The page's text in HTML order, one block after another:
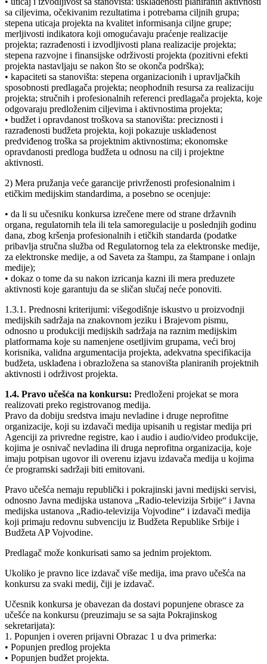
sa ciljevima, očekivanim rezultatima i potrebama ciljnih grupa;
stepena uticaja projekta na kvalitet informisanja ciljne grupe;
merljivosti indikatora koji omogućavaju praćenje realizacije
projekta; razrađenosti i izvodljivosti plana realizacije projekta;
stepena razvojne i finansijske održivosti projekta (pozitivni efekti
projekta nastavljaju se nakon što se okonča podrška);
• kapaciteti sa stanovišta: stepena organizacionih i upravljačkih
sposobnosti predlagača projekta; neophodnih resursa za realizaciju
projekta; stručnih i profesionalnih referenci predlagača projekta, koje
odgovaraju predloženim ciljevima i aktivnostima projekta;
• budžet i opravdanost troškova sa stanovišta: preciznosti i
razrađenosti budžeta projekta, koji pokazuje usklađenost
predviđenog troška sa projektnim aktivnostima; ekonomske
opravdanosti predloga budžeta u odnosu na cilj i projektne
aktivnosti.
2) Mera pružanja veće garancije privrženosti profesionalnim i
etičkim medijskim standardima, a posebno se ocenjuje:
• da li su učesniku konkursa izrečene mere od strane državnih
organa, regulatornih tela ili tela samoregulacije u poslednjih godinu
dana, zbog kršenja profesionalnih i etičkih standarda (podatke
pribavlja stručna služba od Regulatornog tela za elektronske medije,
za elektronske medije, a od Saveta za štampu, za štampane i onlajn
medije);
• dokaz o tome da su nakon izricanja kazni ili mera preduzete
aktivnosti koje garantuju da se sličan slučaj neće ponoviti.
1.3.1. Prednosni kriterijumi: višegodišnje iskustvo u proizvodnji
medijskih sadržaja na znakovnom jeziku i Brajevom pismu,
odnosno u produkciji medijskih sadržaja na raznim medijskim
platformama koje su namenjene osetljivim grupama, veći broj
korisnika, validna argumentacija projekta, adekvatna specifikacija
budžeta, usklađena i obrazložena sa stanovišta planiranih projektnih
aktivnosti i održivost projekta.
1.4. Pravo učešća na konkursu: Predloženi projekat se mora
realizovati preko registrovanog medija.
Pravo da dobiju sredstva imaju nevladine i druge neprofitne
organizacije, koji su izdavači medija upisanih u registar medija pri
Agenciji za privredne registre, kao i audio i audio/video produkcije,
kojima je osnivač nevladina ili druga neprofitna organizacija, koje
imaju potpisan ugovor ili overenu izjavu izdavača medija u kojima
će programski sadržaji biti emitovani.
Pravo učešća nemaju republički i pokrajinski javni medijski servisi,
odnosno Javna medijska ustanova „Radio-televizija Srbije“ i Javna
medijska ustanova „Radio-televizija Vojvodine“ i izdavači medija
koji primaju redovnu subvenciju iz Budžeta Republike Srbije i
Budžeta AP Vojvodine.
Predlagač može konkurisati samo sa jednim projektom.
Ukoliko je pravno lice izdavač više medija, ima pravo učešća na
konkursu za svaki medij, čiji je izdavač.
Učesnik konkursa je obavezan da dostavi popunjene obrasce za
učešće na konkursu (preuzimaju se sa sajta Pokrajinskog
sekretarijata):
1. Popunjen i overen prijavni Obrazac 1 u dva primerka:
• Popunjen predlog projekta
• Popunjen budžet projekta.